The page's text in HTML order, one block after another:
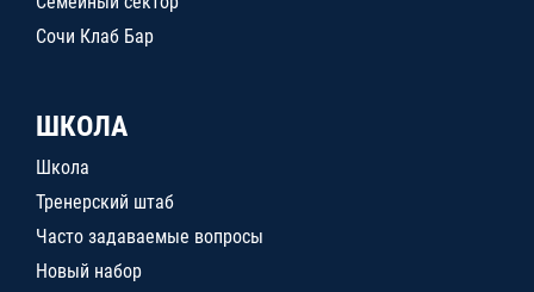
Сочи Клаб Бар
ШКОЛА
Школа
Тренерский штаб
Часто задаваемые вопросы
Новый набор